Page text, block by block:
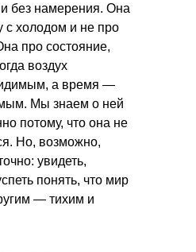
и без намерения. Она
с холодом и не про
про состояние,
воздух
а время —
Мы знаем о ней
потому, что она не
Но, возможно,
увидеть,
понять, что мир
— тихим и